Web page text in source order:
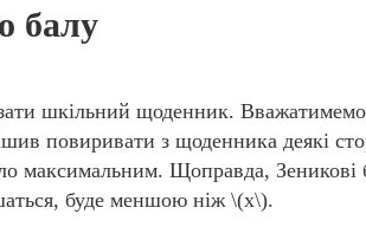
балу
шкільний щоденник.
повиривати з щоденника деякі
максимальним. Щоправда,
буде меншою ніж \(x\).